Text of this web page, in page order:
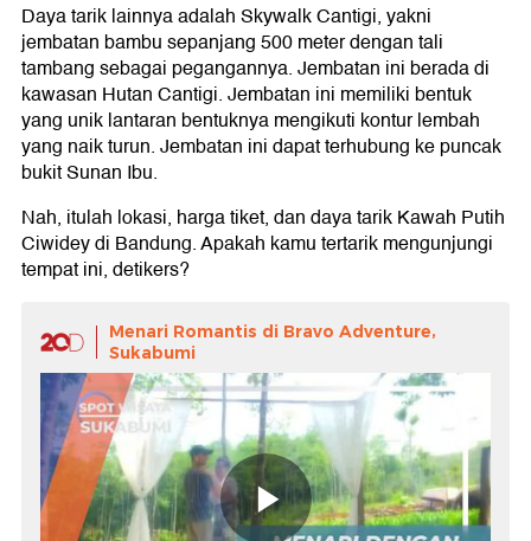
Daya tarik lainnya adalah Skywalk Cantigi, yakni
jembatan bambu sepanjang 500 meter dengan tali
tambang sebagai pegangannya. Jembatan ini berada di
kawasan Hutan Cantigi. Jembatan ini memiliki bentuk
yang unik lantaran bentuknya mengikuti kontur lembah
yang naik turun. Jembatan ini dapat terhubung ke puncak
bukit Sunan Ibu.
Nah, itulah lokasi, harga tiket, dan daya tarik Kawah Putih
Ciwidey di Bandung. Apakah kamu tertarik mengunjungi
tempat ini, detikers?
Menari Romantis di Bravo Adventure,
Sukabumi